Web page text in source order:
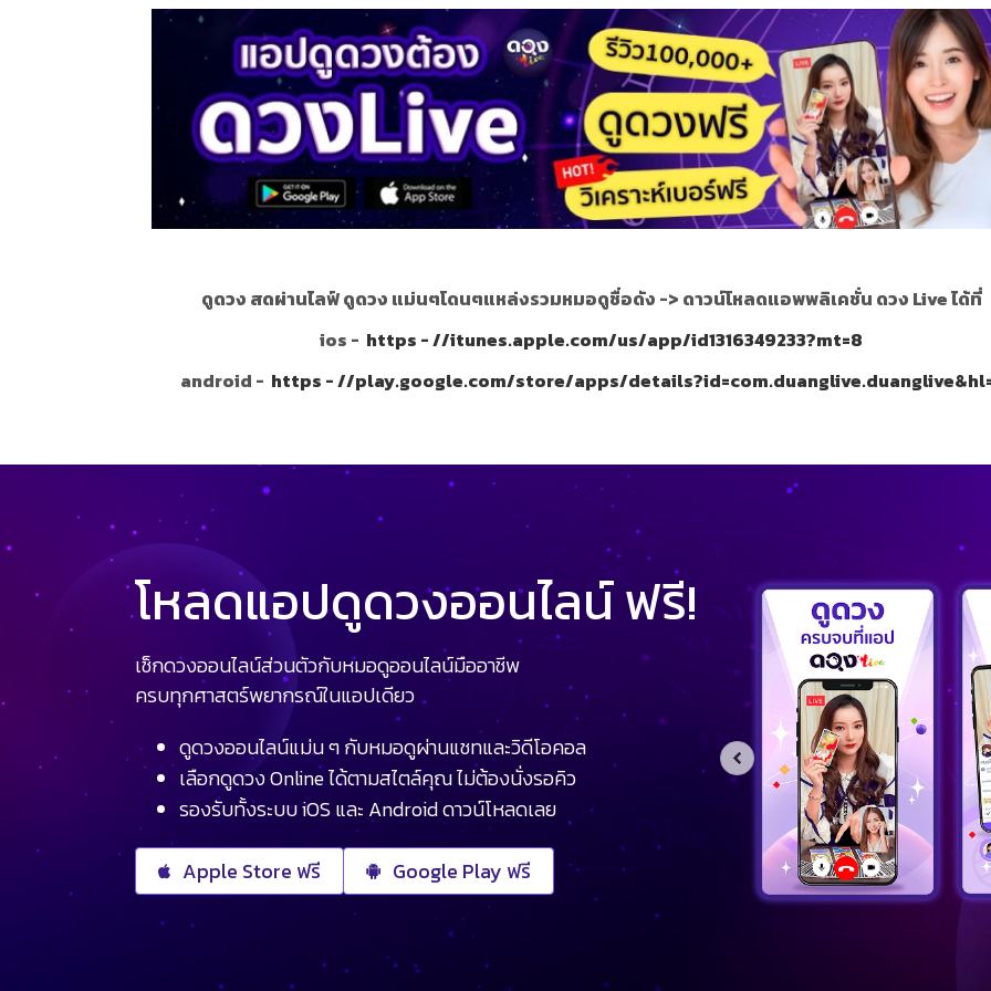
ดูดวง สดผ่านไลฟ์ ดูดวง แม่นๆโดนๆแหล่งรวมหมอดูชื่อดัง -> ดาวน์โหลดแอพพลิเคชั่น ดวง Live ได้ที่
ios - https - //itunes.apple.com/us/app/id1316349233?mt=8
android - https - //play.google.com/store/apps/
โหลดแอปดูดวงออนไลน์ ฟรี!
เช็กดวงออนไลน์ส่วนตัวกับหมอดูออนไลน์มืออาชีพ
ครบทุกศาสตร์พยากรณ์ในแอปเดียว
ดูดวงออนไลน์แม่น ๆ กับหมอดูผ่านแชทและวิดีโอคอล
เลือกดูดวง Online ได้ตามสไตล์คุณ ไม่ต้องนั่งรอคิว
รองรับทั้งระบบ iOS และ Android ดาวน์โหลดเลย
Apple Store ฟรี Google Play ฟรี